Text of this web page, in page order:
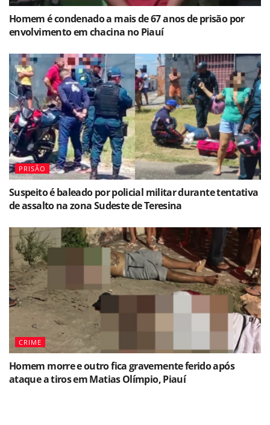
Homem é condenado a mais de 67 anos de prisão por
envolvimento em chacina no Piauí
PRISÃO
Suspeito é baleado por policial militar durante tentativa
de assalto na zona Sudeste de Teresina
CRIME
Homem morre e outro fica gravemente ferido após
ataque a tiros em Matias Olímpio, Piauí